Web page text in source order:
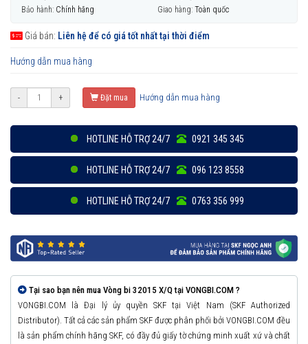
Bảo hành: Chính hãng Giao hàng: Toàn quốc
Giá bán: Liên hệ để có giá tốt nhất tại thời điểm
Hướng dẫn mua hàng
- + Đặt mua Hướng dẫn mua hàng
HOTLINE HỖ TRỢ 24/7 0921 345 345
HOTLINE HỖ TRỢ 24/7 096 123 8558
HOTLINE HỖ TRỢ 24/7 0763 356 999
Tại sao bạn nên mua Vòng bi 32015 X/Q tại VONGBI.COM ?
VONGBI.COM là Đại lý ủy quyền SKF tại Việt Nam (SKF Authorized
Distributor). Tất cả các sản phẩm SKF được phân phối bởi VONGBI.COM đều
là sản phẩm chính hãng SKF, có đầy đủ giấy tờ chứng minh xuất xứ và chất